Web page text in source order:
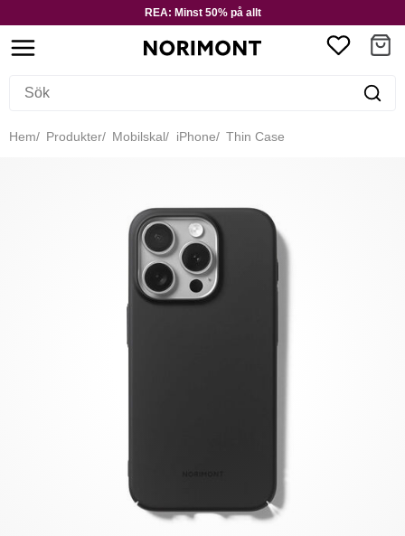
REA: Minst 50% på allt
Hem Produkter Mobilskal iPhone Thin Case